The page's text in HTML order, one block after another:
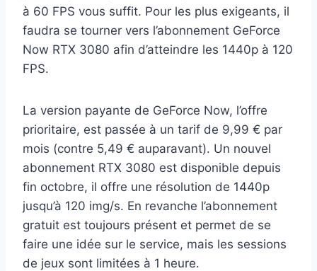
à 60 FPS vous suffit. Pour les plus exigeants, il
faudra se tourner vers l’abonnement GeForce
Now RTX 3080 afin d’atteindre les 1440p à 120
FPS.
La version payante de GeForce Now, l’offre
prioritaire, est passée à un tarif de 9,99 € par
mois (contre 5,49 € auparavant). Un nouvel
abonnement RTX 3080 est disponible depuis
fin octobre, il offre une résolution de 1440p
jusqu’à 120 img/s. En revanche l’abonnement
gratuit est toujours présent et permet de se
faire une idée sur le service, mais les sessions
de jeux sont limitées à 1 heure.